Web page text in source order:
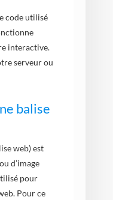
code utilisé
interactive.
serveur ou
balise
web) est
d’image
pour
Pour ce